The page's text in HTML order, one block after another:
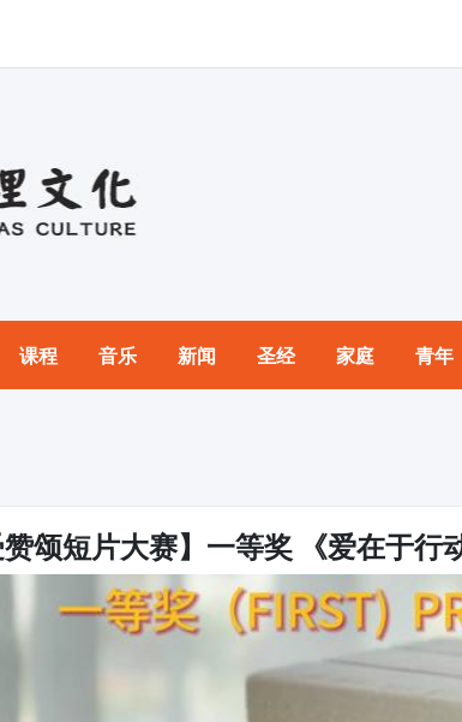
课程 音乐 新闻 圣经 家庭 青年
赞颂短片大赛】一等奖 《爱在于行